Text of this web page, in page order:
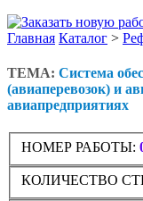
Главная Каталог >
ТЕМА: Система
(авиаперевозок) и
авиапредприятиях
НОМЕР РАБОТЫ:
КОЛИЧЕСТВО